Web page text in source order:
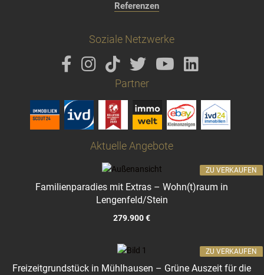
Referenzen
Soziale Netzwerke
Partner
Aktuelle Angebote
Familienparadies mit Extras – Wohn(t)raum in
Lengenfeld/Stein
279.900 €
ZU VERKAUFEN
Freizeitgrundstück in Mühlhausen – Grüne Auszeit für die
ZU VERKAUFEN